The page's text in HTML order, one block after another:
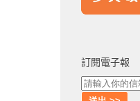
訂閱電子報